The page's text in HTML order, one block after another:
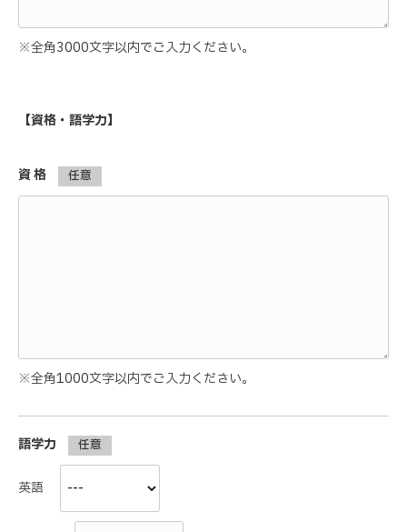
※全角3000文字以内でご入力ください。
【資格・語学力】
資 格 任意
※全角1000文字以内でご入力ください。
語学力 任意
英語